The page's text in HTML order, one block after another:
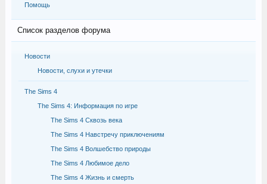
Помощь
Список разделов форума
Новости
Новости, слухи и утечки
The Sims 4
The Sims 4: Информация по игре
The Sims 4 Сквозь века
The Sims 4 Навстречу приключениям
The Sims 4 Волшебство природы
The Sims 4 Любимое дело
The Sims 4 Жизнь и смерть